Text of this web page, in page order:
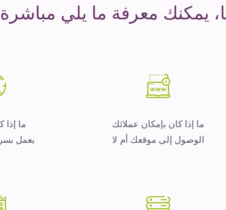
يمكنك معرفة ما يلي
ما إذا كان بإمكان عملائك
الوصول إلى موقعك أم لا
ما
يعمل